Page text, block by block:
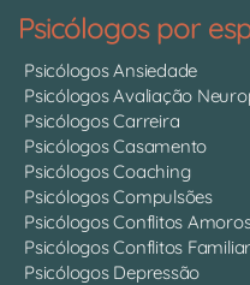
Psicólogos por
Psicólogos Ansiedade
Psicólogos Avaliação
Psicólogos Carreira
Psicólogos Casamento
Psicólogos Coaching
Psicólogos Compulsões
Psicólogos Conflitos
Psicólogos Conflitos
Psicólogos Depressão